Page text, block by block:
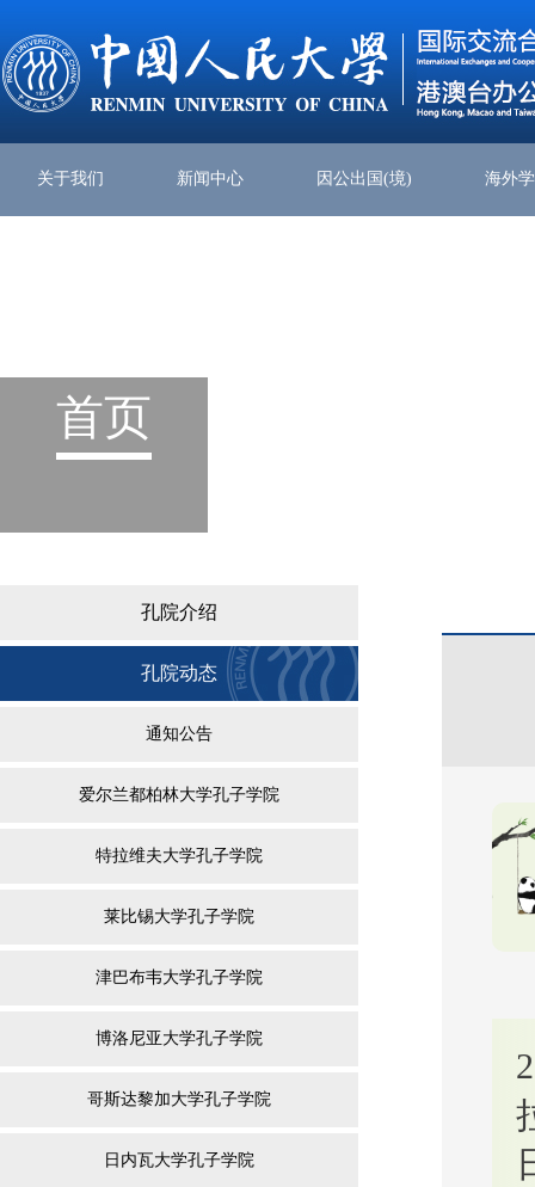
关于我们 新闻中心 因公出国(境) 海外
首页
孔院介绍
孔院动态
通知公告
爱尔兰都柏林大学孔子学院
特拉维夫大学孔子学院
莱比锡大学孔子学院
津巴布韦大学孔子学院
博洛尼亚大学孔子学院
哥斯达黎加大学孔子学院
日内瓦大学孔子学院